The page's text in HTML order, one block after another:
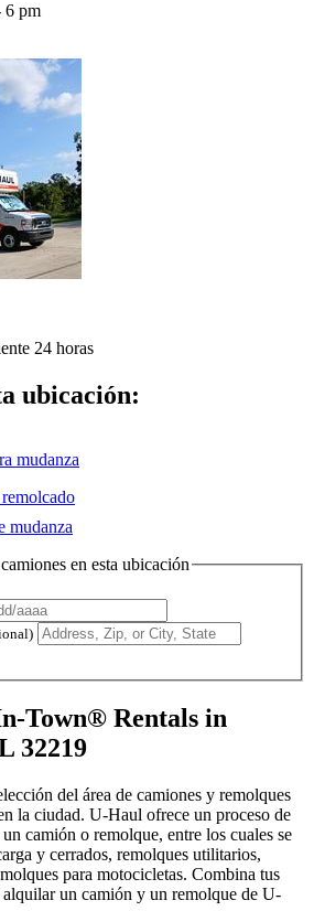
6 pm
24 horas
ubicación:
mudanza
mudanza
en esta ubicación
Town® Rentals in
32219
del área de camiones y remolques
la ciudad. U-Haul ofrece un proceso de
camión o remolque, entre los cuales se
y cerrados, remolques utilitarios,
para motocicletas. Combina tus
alquilar un camión y un remolque de U-